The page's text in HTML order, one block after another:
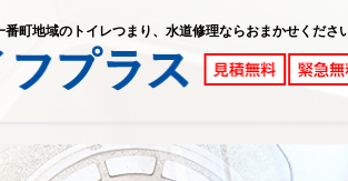
町地域のトイレつまり、水道修理ならおまかせくださ